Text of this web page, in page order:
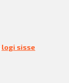
logi sisse